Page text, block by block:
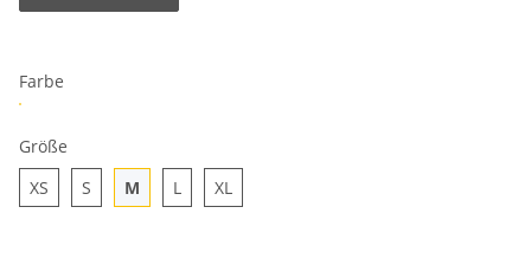
Farbe
Größe
XS
S M L XL